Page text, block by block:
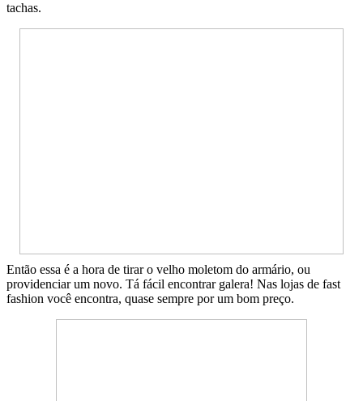
tachas.
Então essa é a hora de tirar o velho moletom do armário, ou
providenciar um novo. Tá fácil encontrar galera! Nas lojas de fast
fashion você encontra, quase sempre por um bom preço.